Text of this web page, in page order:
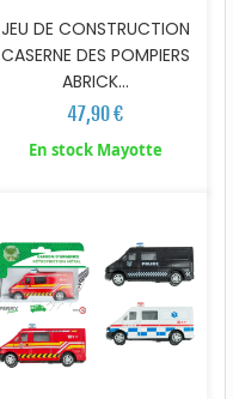
JEU DE CONSTRUCTION
CASERNE DES POMPIERS
ABRICK...
47,90 €
En stock Mayotte